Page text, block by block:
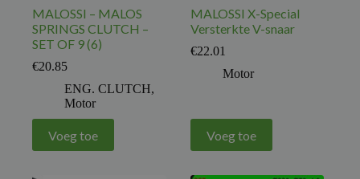
MALOSSI – MALOS
SPRINGS CLUTCH –
SET OF 9 (6)
€20.85
ENG. CLUTCH,
Motor
Voeg toe
MALOSSI X-Special
Versterkte V-snaar
€22.01
Motor
Voeg toe